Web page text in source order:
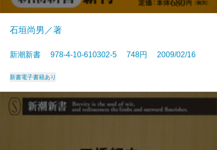
石垣尚男／著
新潮新書 978-4-10-610302-5 748円 2009/02/16
新書電子書籍あり